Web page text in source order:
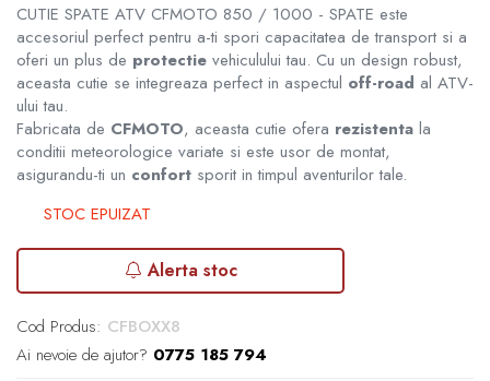
GOES 400L
GOES 500L
GOES 1000
GOES MY 2026
MODEL ATV CAN-AM
Can-Am Outlander
Sosete
Armura
ECHIPAMENTE MOTO
Casti
Manusi
ACCESORII MONTAJ ELECTRONICE
TOBE SPORT ATV / UTV
ACCESORII MOTO
ACCESORII IARNA ATV / SSV
ACCESORII ATV
ANVELOPE ATV
CUTIE SPATE ATV CFMOTO 850 / 1000 - SPATE este
accesoriul perfect pentru a-ti spori capacitatea de transport si a
oferi un plus de protectie vehiculului tau. Cu un design robust,
aceasta cutie se integreaza perfect in aspectul off-road al ATV-
ului tau.
Fabricata de CFMOTO, aceasta cutie ofera rezistenta la
conditii meteorologice variate si este usor de montat,
asigurandu-ti un confort sporit in timpul aventurilor tale.
STOC EPUIZAT
Alerta stoc
Cod Produs: CFBOXX8
Ai nevoie de ajutor? 0775 185 794